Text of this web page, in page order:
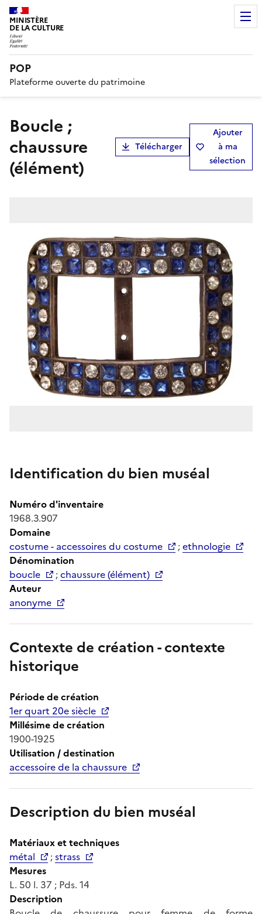
MINISTÈRE
DE LA CULTURE
POP
Plateforme ouverte du patrimoine
boucle ;
chaussure
(élément)
Télécharger
Ajouter
à ma
sélection
Identification du bien muséal
Numéro d'inventaire
1968.3.907
Domaine
costume - accessoires du costume
;ethnologie
Dénomination
boucle
;chaussure (élément)
Auteur
anonyme
Contexte de création - contexte
historique
Période de création
1er quart 20e siècle
Millésime de création
1900-1925
Utilisation / destination
accessoire de la chaussure
Description du bien muséal
Matériaux et techniques
métal
;strass
Mesures
L. 50 l. 37 ; Pds. 14
Description